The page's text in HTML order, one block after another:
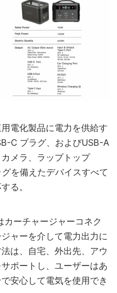
電化製品に電力を供給す
C プラグ、およびUSB-A
メラ、ラップトップ
を備えたデバイスすべて
る。
ーチャージャーコネク
ャーを介して電力出力に
は、自宅、外出先、アウ
ポートし、ユーザーはあ
安心して電気を使用でき